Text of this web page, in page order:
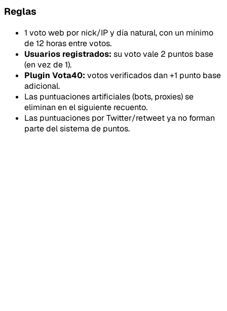
Reglas
1 voto web por nick/IP y día natural, con un mínimo
de 12 horas entre votos.
Usuarios registrados: su voto vale 2 puntos base
(en vez de 1).
Plugin Vota40: votos verificados dan +1 punto base
adicional.
Las puntuaciones artificiales (bots, proxies) se
eliminan en el siguiente recuento.
Las puntuaciones por Twitter/retweet ya no forman
parte del sistema de puntos.